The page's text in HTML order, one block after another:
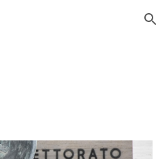
Skip to navigation